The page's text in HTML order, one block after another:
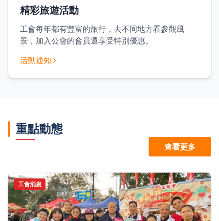
精彩旅遊活動
工會每年都有豐富的旅行，去不同地方看參觀風
景，加入公會的會員還享受特別優惠。
活動通知
重點動態
查看更多
工會消息